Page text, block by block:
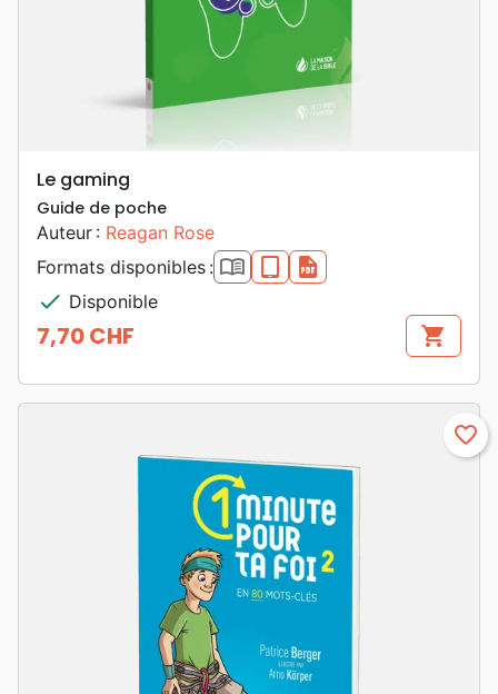
Le gaming
Guide de poche
Auteur : Reagan Rose
Formats disponibles : book_open epub
pdf
check Disponible
Prix
7,70 CHF shopping_cart
favorite_border